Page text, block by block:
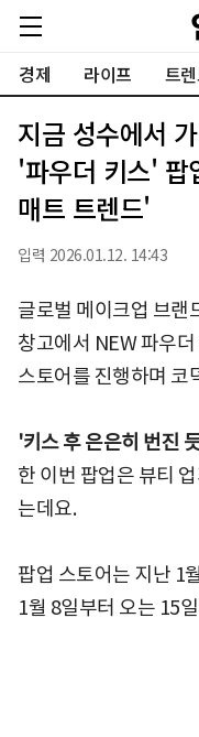
경제 라이프 트
지금 성수에서
'파우더 키스' 팝
매트 트렌드'
입력 2026.01.12. 14:43
글로벌 메이크업 브랜
창고에서 NEW 파우
스토어를 진행하며 코
'키스 후 은은히 번진
한 이번 팝업은 뷰티
는데요.
팝업 스토어는 지난 1
1월 8일부터 오는 15